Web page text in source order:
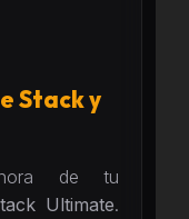
Stack y
de tu
Ultimate.